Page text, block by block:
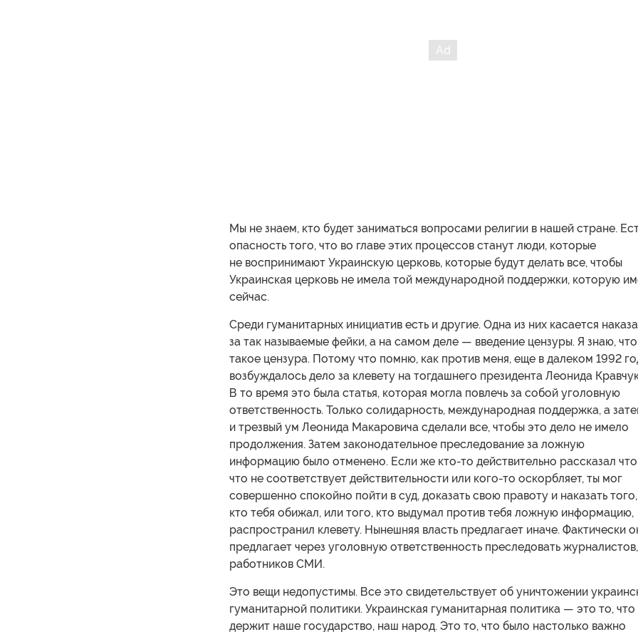
Мы не знаем, кто будет заниматься вопросами религии в нашей стране.
опасность того, что во главе этих процессов станут люди, которые
не воспринимают Украинскую церковь, которые будут делать все, чтобы
Украинская церковь не имела той международной поддержки, которую
сейчас.
Среди гуманитарных инициатив есть и другие. Одна из них касается
за так называемые фейки, а на самом деле — введение цензуры. Я знаю, что
такое цензура. Потому что помню, как против меня, еще в далеком 1992
возбуждалось дело за клевету на тогдашнего президента Леонида
В то время это была статья, которая могла повлечь за собой уголовную
ответственность. Только солидарность, международная поддержка, а
и трезвый ум Леонида Макаровича сделали все, чтобы это дело не имело
продолжения. Затем законодательное преследование за ложную
информацию было отменено. Если же кто-то действительно рассказал
что не соответствует действительности или кого-то оскорбляет, ты мог
совершенно спокойно пойти в суд, доказать свою правоту и наказать того,
кто тебя обижал, или того, кто выдумал против тебя ложную информацию,
распространил клевету. Нынешняя власть предлагает иначе. Фактически
предлагает через уголовную ответственность преследовать журналистов,
работников СМИ.
Это вещи недопустимы. Все это свидетельствует об уничтожении
гуманитарной политики. Украинская гуманитарная политика — это то, что
держит наше государство, наш народ. Это то, что было настолько важно